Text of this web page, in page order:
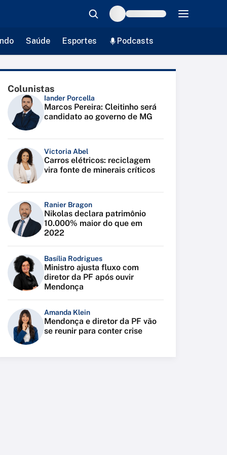
Saúde Esportes Podcasts
Colunistas
Iander Porcella
Marcos Pereira: Cleitinho será
candidato ao governo de MG
Victoria Abel
Carros elétricos: reciclagem
vira fonte de minerais críticos
Ranier Bragon
Nikolas declara patrimônio
10.000% maior do que em
2022
Basília Rodrigues
Ministro ajusta fluxo com
diretor da PF após ouvir
Mendonça
Amanda Klein
Mendonça e diretor da PF vão
se reunir para conter crise